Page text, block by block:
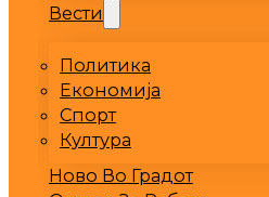
Вести
Политика
Економија
Спорт
Култура
Ново Во Градот